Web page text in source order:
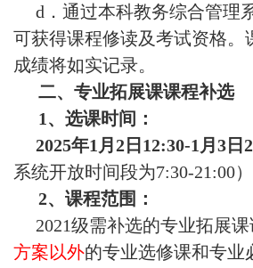
作
区
d．通过本科教务综合管理
可获得课程修读及考试资格。
成绩将如实记录。
二、专业拓展课课程补选
1、选课时间：
2025年1 月 2 日12:30-1 月 3 日
系统开放时间段为7:30-21:00）
2、课程范围：
2021级需补选的专业拓展
方案以外的专业选修课和专业